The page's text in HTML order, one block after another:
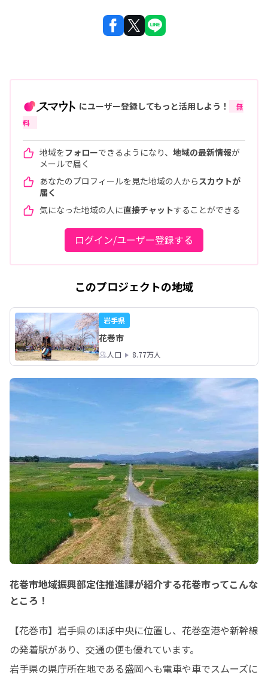
にユーザー登録してもっと活用しよう！
無
料
地域をフォローできるようになり、 地域の最新情報が
メールで届く
あなたのプロフィールを見た地域の人から スカウトが
届く
気になった地域の人に直接チャットすることができる
ログイン/ユーザー登録する
このプロジェクトの地域
岩手県
花巻市
人口 8.77万人
花巻市地域振興部定住推進課が紹介する花巻市ってこんな
ところ！
【花巻市】岩手県のほぼ中央に位置し、花巻空港や新幹線
の発着駅があり、交通の便も優れています。
岩手県の県庁所在地である盛岡へも電車や車でスムーズに